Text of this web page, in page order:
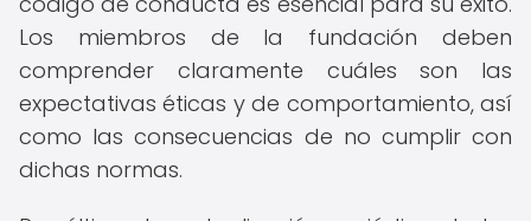
Los miembros de la fundación deben
comprender claramente cuáles son las
expectativas éticas y de comportamiento, así
como las consecuencias de no cumplir con
dichas normas.